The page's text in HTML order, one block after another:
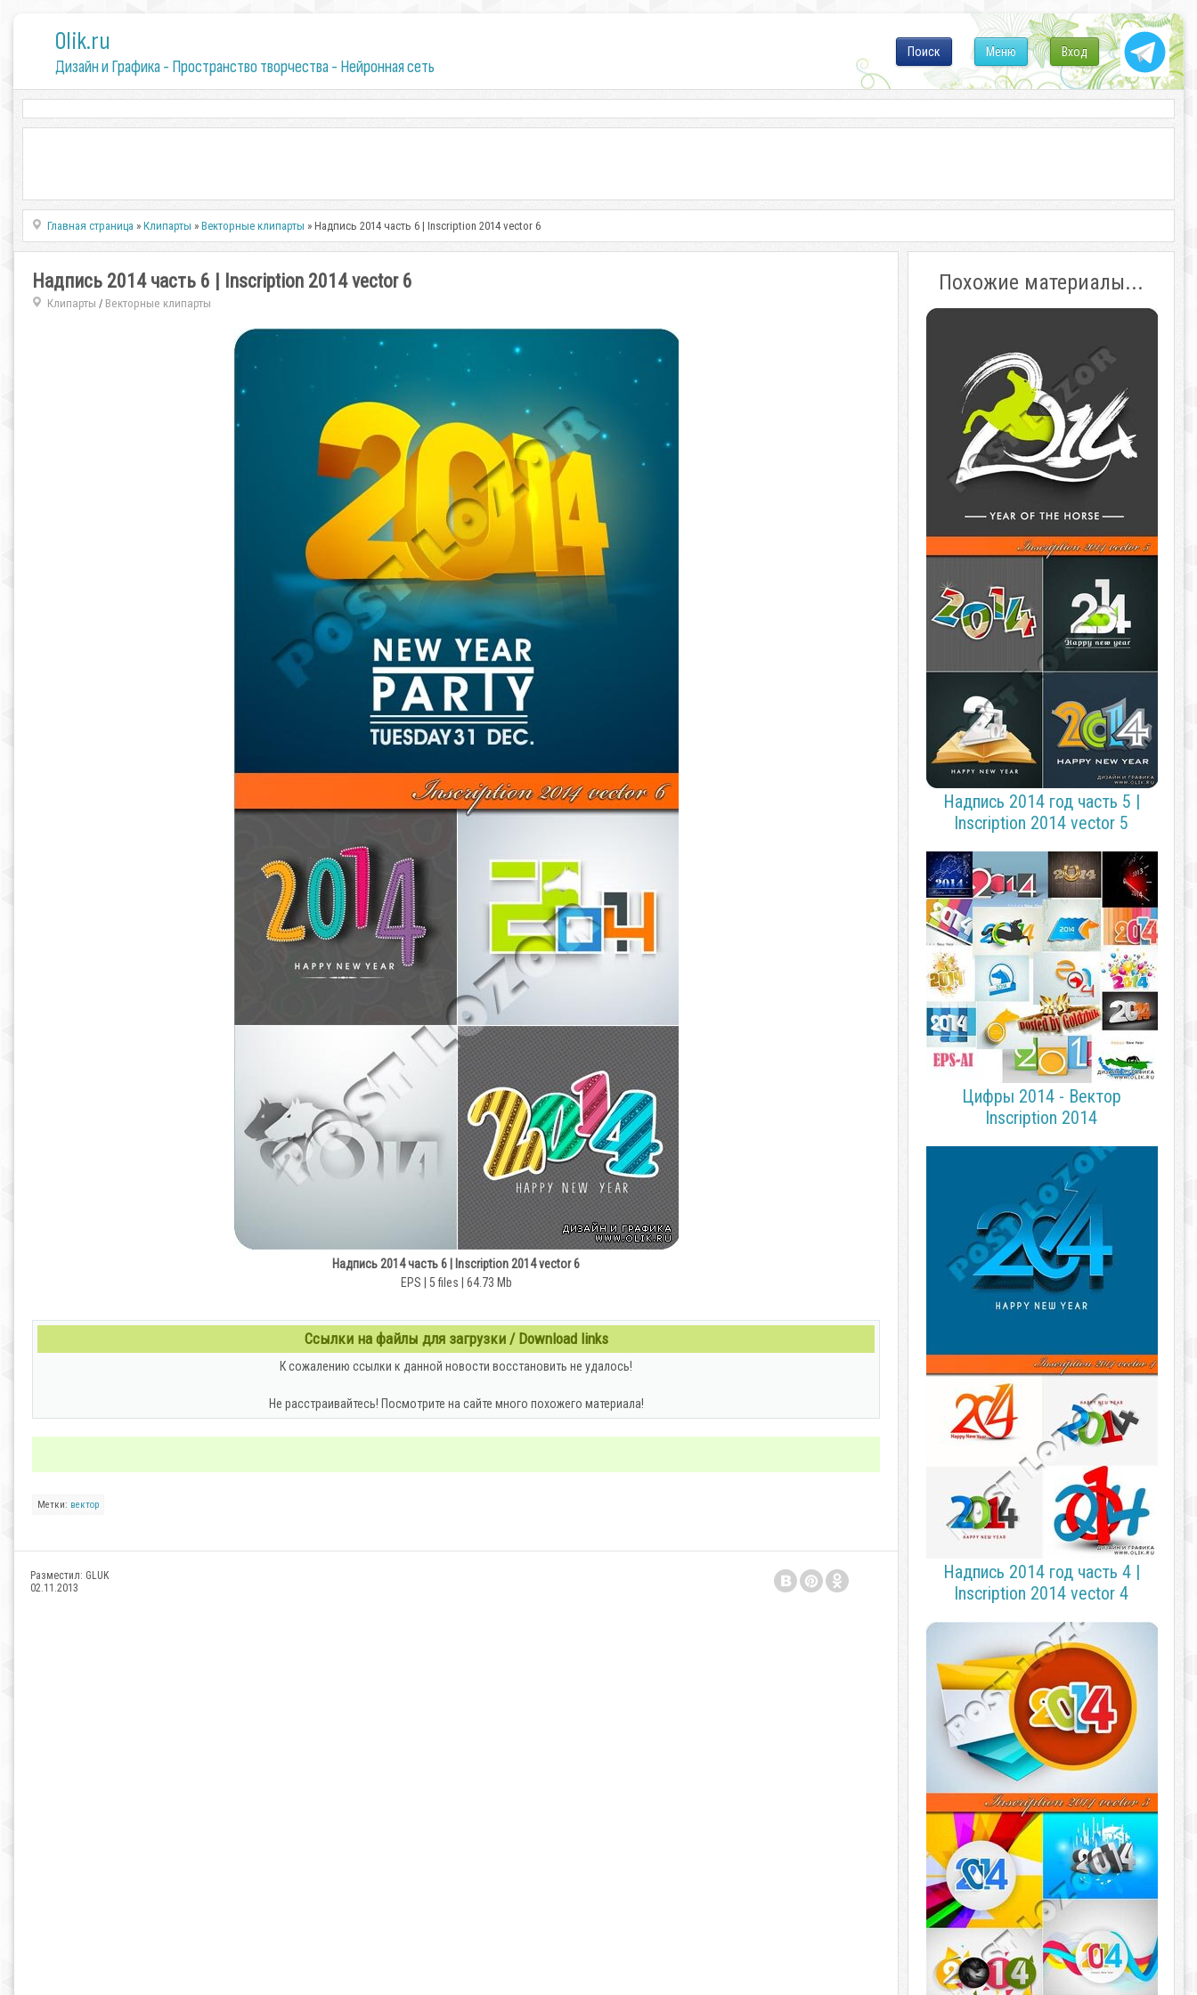
0lik.ru
Дизайн и Графика - Пространство творчества - Нейронная сеть
Вход
Меню
Поиск
Главная страница »Клипарты »Векторные клипарты » Надпись 2014 часть 6 | Inscription 2014 vector 6
Надпись 2014 часть 6 | Inscription 2014 vector 6
Клипарты / Векторные клипарты
Надпись 2014 часть 6 | Inscription 2014 vector 6
EPS | 5 files | 64.73 Mb
Ссылки на файлы для загрузки / Download links
К сожалению ссылки к данной новости восстановить не удалось!
Не расстраивайтесь! Посмотрите на сайте много похожего материала!
Метки: вектор
Разместил: GLUK
02.11.2013
Похожие материалы...
Надпись 2014 год часть 5 |
Inscription 2014 vector 5
Цифры 2014 - Вектор
Inscription 2014
Надпись 2014 год часть 4 |
Inscription 2014 vector 4